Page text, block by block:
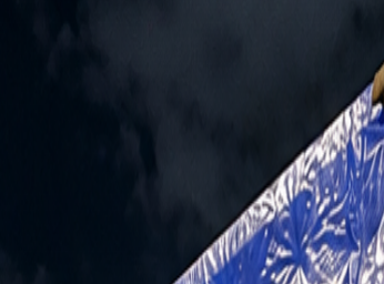
Однако мебель занимает много
и сохранить изделия без повреждений в
Специалисты проверили мебель